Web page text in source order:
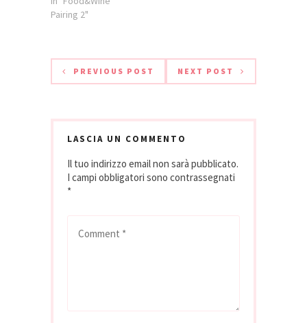
Brotzu, assieme
alla…
può chiedere di
“esplode” la moda
di frullati e
Pairing 2"
PREVIOUS POST NEXT POST
LASCIA UN COMMENTO
Il tuo indirizzo email non sarà pubblicato.
I campi obbligatori sono contrassegnati
*